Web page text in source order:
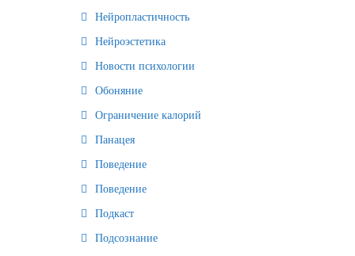
Нейропластичность
Нейроэстетика
Новости психологии
Обоняние
Ограничение калорий
Панацея
Поведение
Поведение
Подкаст
Подсознание